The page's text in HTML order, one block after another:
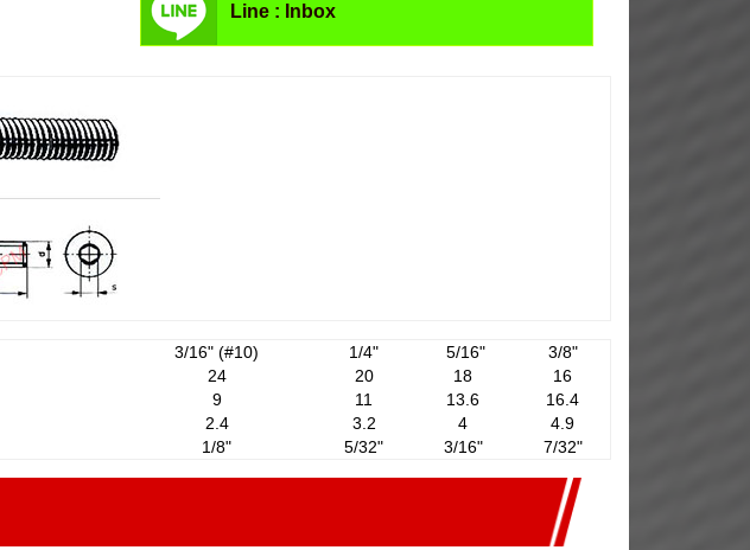
Line : Inbox
3/16" (#10) 1/4" 5/16"
3/8"
24 20 18
16
9 11 13.6
16.4
2.4 3.2 4
4.9
1/8" 5/32" 3/16" 7/32"